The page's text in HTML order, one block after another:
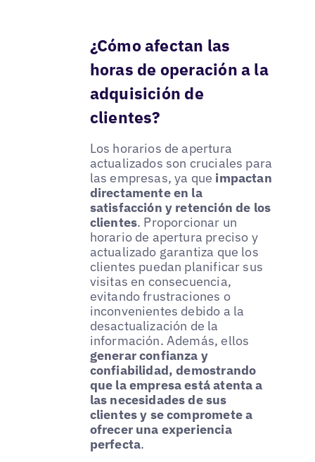
¿Cómo afectan las
horas de operación a la
adquisición de
clientes?
Los horarios de apertura
actualizados son cruciales para
las empresas, ya que impactan
directamente en la
satisfacción y retención de los
clientes. Proporcionar un
horario de apertura preciso y
actualizado garantiza que los
clientes puedan planificar sus
visitas en consecuencia,
evitando frustraciones o
inconvenientes debido a la
desactualización de la
información. Además, ellos
generar confianza y
confiabilidad, demostrando
que la empresa está atenta a
las necesidades de sus
clientes y se compromete a
ofrecer una experiencia
perfecta.